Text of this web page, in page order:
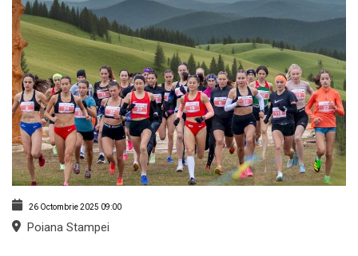
26 Octombrie 2025 09:00
Poiana Stampei